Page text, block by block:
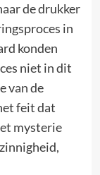
de drukker
in
konden
niet in dit
van de
feit dat
mysterie